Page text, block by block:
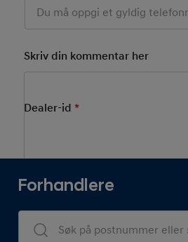
Skriv din kommentar her
Dealer-id*
Forhandlere
Dealers Search